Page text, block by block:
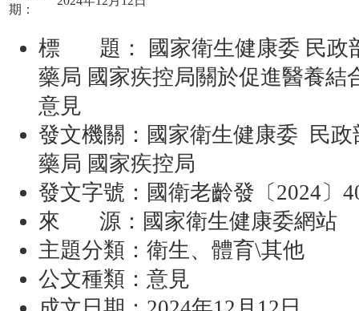
期：
標 題：
國家衛生健康委 民
藥局 國家疾控局關於促進醫養結
意見
發文機關： 國家衛生健康委 民
藥局 國家疾控局
發文字號： 國衛老齡發〔2024〕
來 源： 國家衛生健康委網站
主題分類： 衛生、體育\其他
公文種類： 意見